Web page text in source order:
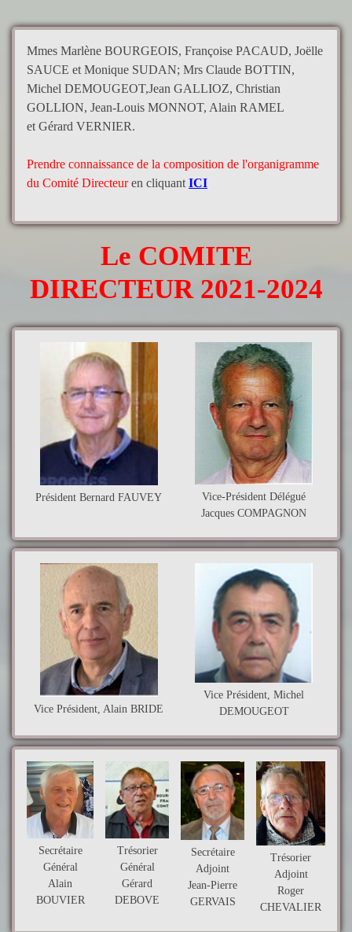
Mmes Marlène BOURGEOIS, Françoise PACAUD, Joëlle
SAUCE et Monique SUDAN; Mrs Claude BOTTIN,
Michel DEMOUGEOT,Jean GALLIOZ, Christian
GOLLION, Jean-Louis MONNOT, Alain RAMEL
et Gérard VERNIER.
Prendre connaissance de la composition de l'organigramme
du Comité Directeuren cliquant ICI
Le COMITE
DIRECTEUR 2021-2024
Président Bernard FAUVEY
Vice-Président Délégué
Jacques COMPAGNON
Vice Président, Alain BRIDE
Vice Président, Michel
DEMOUGEOT
Secrétaire
Général
Alain
BOUVIER
Trésorier
Général
Gérard
DEBOVE
Secrétaire
Adjoint
Jean-Pierre
GERVAIS
Trésorier
Adjoint
Roger
CHEVALIER